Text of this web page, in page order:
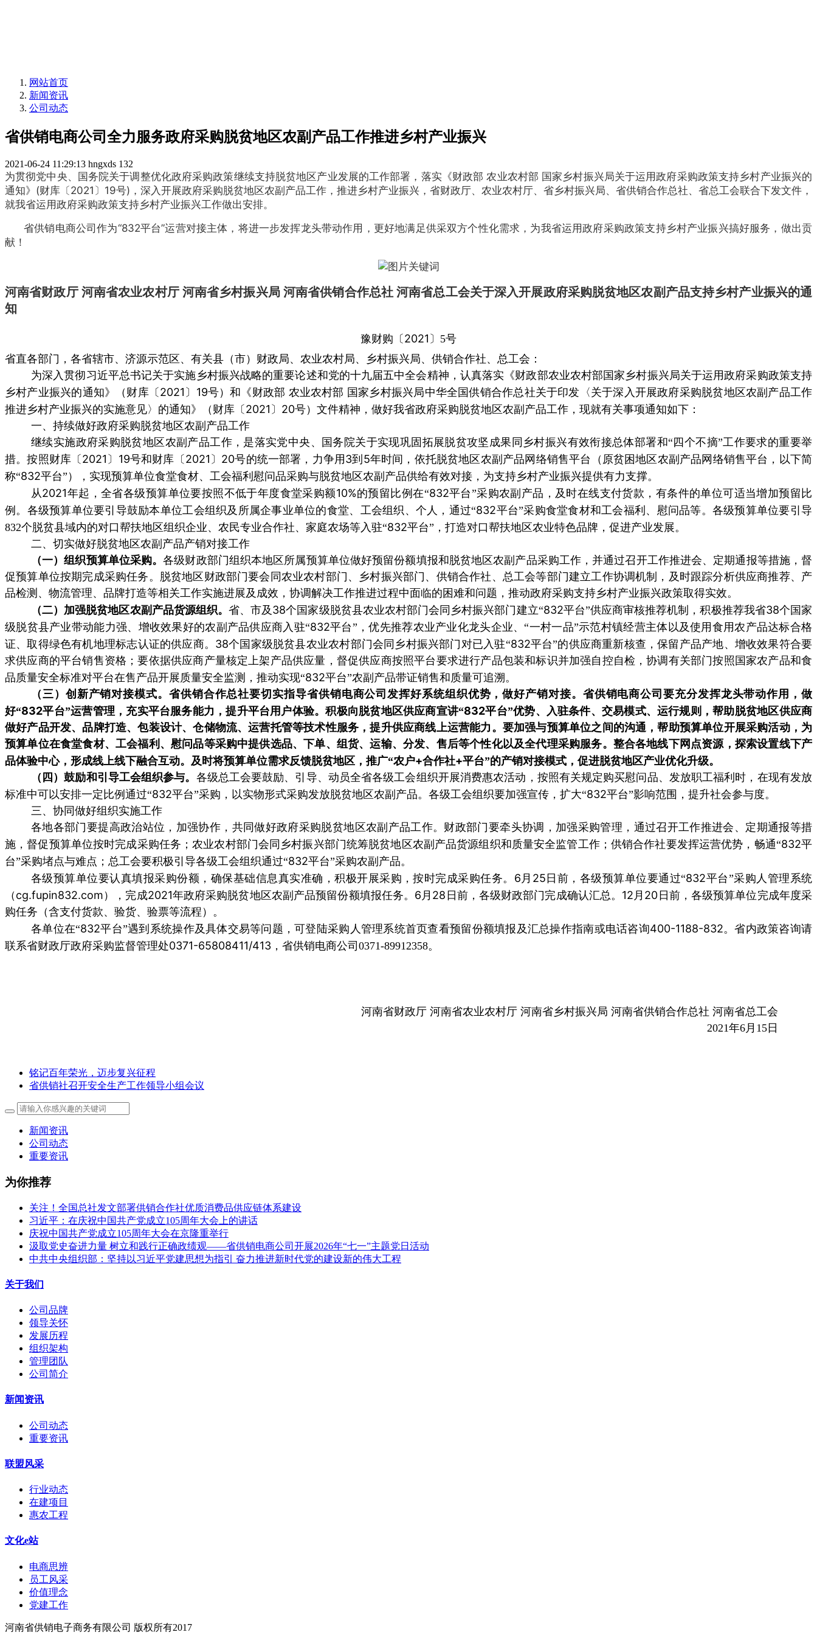
网站首页
新闻资讯
公司动态
省供销电商公司全力服务政府采购脱贫地区农副产品工作推进乡村产业振兴
2021-06-24 11:29:13 hngxds 132
为贯彻党中央、国务院关于调整优化政府采购政策继续支持脱贫地区产业发展的工作部署，落实《财政部 农业农村部 国家乡村振兴局关于运用政府采购政策支持乡村产业振兴的
通知》(财库〔2021〕19号)，深入开展政府采购脱贫地区农副产品工作，推进乡村产业振兴，省财政厅、农业农村厅、省乡村振兴局、省供销合作总社、省总工会联合下发文件，
就我省运用政府采购政策支持乡村产业振兴工作做出安排。
省供销电商公司作为“832平台”运营对接主体，将进一步发挥龙头带动作用，更好地满足供采双方个性化需求，为我省运用政府采购政策支持乡村产业振兴搞好服务，做出贡
献！
河南省财政厅 河南省农业农村厅 河南省乡村振兴局 河南省供销合作总社 河南省总工会关于深入开展政府采购脱贫地区农副产品支持乡村产业振兴的通
知
豫财购〔 2021 〕 5号
省直各部门，各省辖市、济源示范区、有关县（市）财政局、农业农村局、乡村振兴局、供销合作社、总工会：
为深入贯彻习近平总书记关于实施乡村振兴战略的重要论述和党的十九届五中全会精神，认真落实《财政部农业农村部国家乡村振兴局关于运用政府采购政策支持
乡村产业振兴的通知》（财库〔 2021 〕 19号）和《财政部 农业农村部 国家乡村振兴局中华全国供销合作总社关于印发〈关于深入开展政府采购脱贫地区农副产品工作
推进乡村产业振兴的实施意见〉的通知》（财库〔 2021 〕 20号）文件精神，做好我省政府采购脱贫地区农副产品工作，现就有关事项通知如下：
一、持续做好政府采购脱贫地区农副产品工作
继续实施政府采购脱贫地区农副产品工作，是落实党中央、国务院关于实现巩固拓展脱贫攻坚成果同乡村振兴有效衔接总体部署和“四个不摘”工作要求的重要举
措。按照财库〔 2021 〕 19号和财库〔 2021 〕 20号的统一部署，力争用 3到 5年时间，依托脱贫地区农副产品网络销售平台（原贫困地区农副产品网络销售平台，以下简
称“832平台”），实现预算单位食堂食材、工会福利慰问品采购与脱贫地区农副产品供给有效对接，为支持乡村产业振兴提供有力支撑。
从2021年起，全省各级预算单位要按照不低于年度食堂采购额10%的预留比例在“832平台”采购农副产品，及时在线支付货款，有条件的单位可适当增加预留比
例。各级预算单位要引导鼓励本单位工会组织及所属企事业单位的食堂、工会组织、个人，通过“832平台”采购食堂食材和工会福利、慰问品等。各级预算单位要引导
832个脱贫县域内的对口帮扶地区组织企业、农民专业合作社、家庭农场等入驻“832平台”，打造对口帮扶地区农业特色品牌，促进产业发展。
二、切实做好脱贫地区农副产品产销对接工作
（一）组织预算单位采购。各级财政部门组织本地区所属预算单位做好预留份额填报和脱贫地区农副产品采购工作，并通过召开工作推进会、定期通报等措施，督
促预算单位按期完成采购任务。脱贫地区财政部门要会同农业农村部门、乡村振兴部门、供销合作社、总工会等部门建立工作协调机制，及时跟踪分析供应商推荐、产
品检测、物流管理、品牌打造等相关工作实施进展及成效，协调解决工作推进过程中面临的困难和问题，推动政府采购支持乡村产业振兴政策取得实效。
（二）加强脱贫地区农副产品货源组织。省、市及 38个国家级脱贫县农业农村部门会同乡村振兴部门建立“832平台”供应商审核推荐机制，积极推荐我省38个国家
级脱贫县产业带动能力强、增收效果好的农副产品供应商入驻“832平台”，优先推荐农业产业化龙头企业、“一村一品”示范村镇经营主体以及使用食用农产品达标合格
证、取得绿色有机地理标志认证的供应商。 38个国家级脱贫县农业农村部门会同乡村振兴部门对已入驻“832平台”的供应商重新核查，保留产品产地、增收效果符合要
求供应商的平台销售资格；要依据供应商产量核定上架产品供应量，督促供应商按照平台要求进行产品包装和标识并加强自控自检，协调有关部门按照国家农产品和食
品质量安全标准对平台在售产品开展质量安全监测，推动实现“832平台”农副产品带证销售和质量可追溯。
（三）创新产销对接模式。 省供销合作总社要切实指导省供销电商公司发挥好系统组织优势，做好产销对接。省供销电商公司要充分发挥龙头带动作用，做
好“832平台”运营管理，充实平台服务能力，提升平台用户体验。积极向脱贫地区供应商宣讲“832平台”优势、入驻条件、交易模式、运行规则，帮助脱贫地区供应商
做好产品开发、品牌打造、包装设计、仓储物流、运营托管等技术性服务，提升供应商线上运营能力。要加强与预算单位之间的沟通，帮助预算单位开展采购活动，为
预算单位在食堂食材、工会福利、慰问品等采购中提供选品、下单、组货、运输、分发、售后等个性化以及全代理采购服务。整合各地线下网点资源，探索设置线下产
品体验中心，形成线上线下融合互动。及时将预算单位需求反馈脱贫地区，推广“农户+合作社+平台”的产销对接模式，促进脱贫地区产业优化升级。
（四）鼓励和引导工会组织参与。 各级总工会要鼓励、引导、动员全省各级工会组织开展消费惠农活动，按照有关规定购买慰问品、发放职工福利时，在现有发放
标准中可以安排一定比例通过“832平台”采购，以实物形式采购发放脱贫地区农副产品。各级工会组织要加强宣传，扩大“832平台”影响范围，提升社会参与度。
三、协同做好组织实施工作
各地各部门要提高政治站位，加强协作，共同做好政府采购脱贫地区农副产品工作。财政部门要牵头协调，加强采购管理，通过召开工作推进会、定期通报等措
施，督促预算单位按时完成采购任务；农业农村部门会同乡村振兴部门统筹脱贫地区农副产品货源组织和质量安全监管工作；供销合作社要发挥运营优势，畅通“832平
台”采购堵点与难点；总工会要积极引导各级工会组织通过“832平台”采购农副产品。
各级预算单位要认真填报采购份额，确保基础信息真实准确，积极开展采购，按时完成采购任务。 6 月 25 日前，各级预算单位要通过“832平台”采购人管理系统
（ cg.fupin832.com ），完成2021年政府采购脱贫地区农副产品预留份额填报任务。 6 月 28 日前，各级财政部门完成确认汇总。 12 月 20 日前，各级预算单位完成年度采
购任务（含支付货款、验货、验票等流程）。
各单位在“832平台”遇到系统操作及具体交易等问题，可登陆采购人管理系统首页查看预留份额填报及汇总操作指南或电话咨询400-1188-832。省内政策咨询请
联系省财政厅政府采购监督管理处0371-65808411/413 ，省供销电商公司 0371-89912358。
河南省财政厅 河南省农业农村厅 河南省乡村振兴局 河南省供销合作总社 河南省总工会
2021年6月 15 日
铭记百年荣光，迈步复兴征程
省供销社召开安全生产工作领导小组会议
新闻资讯
公司动态
重要资讯
为你推荐
关注！全国总社发文部署供销合作社优质消费品供应链体系建设
习近平：在庆祝中国共产党成立105周年大会上的讲话
庆祝中国共产党成立105周年大会在京隆重举行
汲取党史奋进力量 树立和践行正确政绩观——省供销电商公司开展2026年“七一”主题党日活动
中共中央组织部：坚持以习近平党建思想为指引 奋力推进新时代党的建设新的伟大工程
关于我们
公司品牌
领导关怀
发展历程
组织架构
管理团队
公司简介
新闻资讯
公司动态
重要资讯
联盟风采
行业动态
在建项目
惠农工程
文化e站
电商思辨
员工风采
价值理念
党建工作
河南省供销电子商务有限公司 版权所有2017